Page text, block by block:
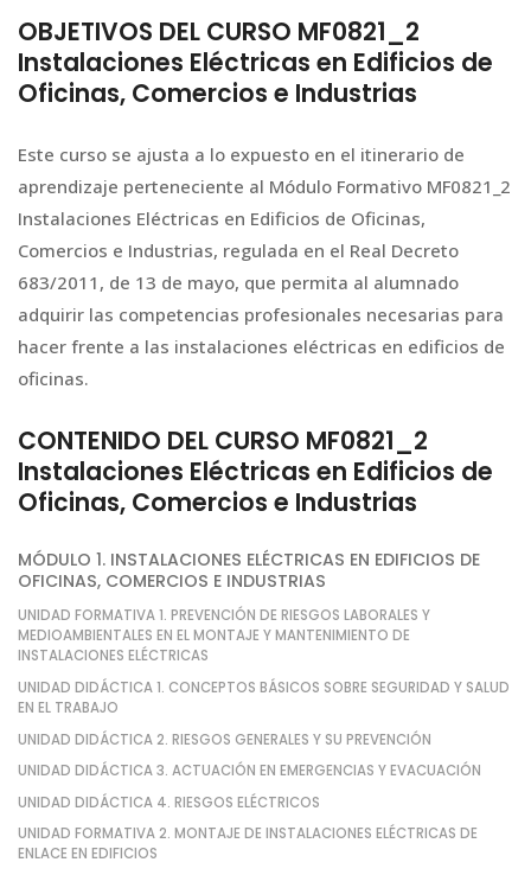
OBJETIVOS DEL CURSO MF0821_2
Instalaciones Eléctricas en Edificios de
Oficinas, Comercios e Industrias
Este curso se ajusta a lo expuesto en el itinerario de
aprendizaje perteneciente al Módulo Formativo MF0821_2
Instalaciones Eléctricas en Edificios de Oficinas,
Comercios e Industrias, regulada en el Real Decreto
683/2011, de 13 de mayo, que permita al alumnado
adquirir las competencias profesionales necesarias para
hacer frente a las instalaciones eléctricas en edificios de
oficinas.
CONTENIDO DEL CURSO MF0821_2
Instalaciones Eléctricas en Edificios de
Oficinas, Comercios e Industrias
MÓDULO 1. INSTALACIONES ELÉCTRICAS EN EDIFICIOS DE
OFICINAS, COMERCIOS E INDUSTRIAS
UNIDAD FORMATIVA 1. PREVENCIÓN DE RIESGOS LABORALES Y
MEDIOAMBIENTALES EN EL MONTAJE Y MANTENIMIENTO DE
INSTALACIONES ELÉCTRICAS
UNIDAD DIDÁCTICA 1. CONCEPTOS BÁSICOS SOBRE SEGURIDAD Y SALUD
EN EL TRABAJO
UNIDAD DIDÁCTICA 2. RIESGOS GENERALES Y SU PREVENCIÓN
UNIDAD DIDÁCTICA 3. ACTUACIÓN EN EMERGENCIAS Y EVACUACIÓN
UNIDAD DIDÁCTICA 4. RIESGOS ELÉCTRICOS
UNIDAD FORMATIVA 2. MONTAJE DE INSTALACIONES ELÉCTRICAS DE
ENLACE EN EDIFICIOS